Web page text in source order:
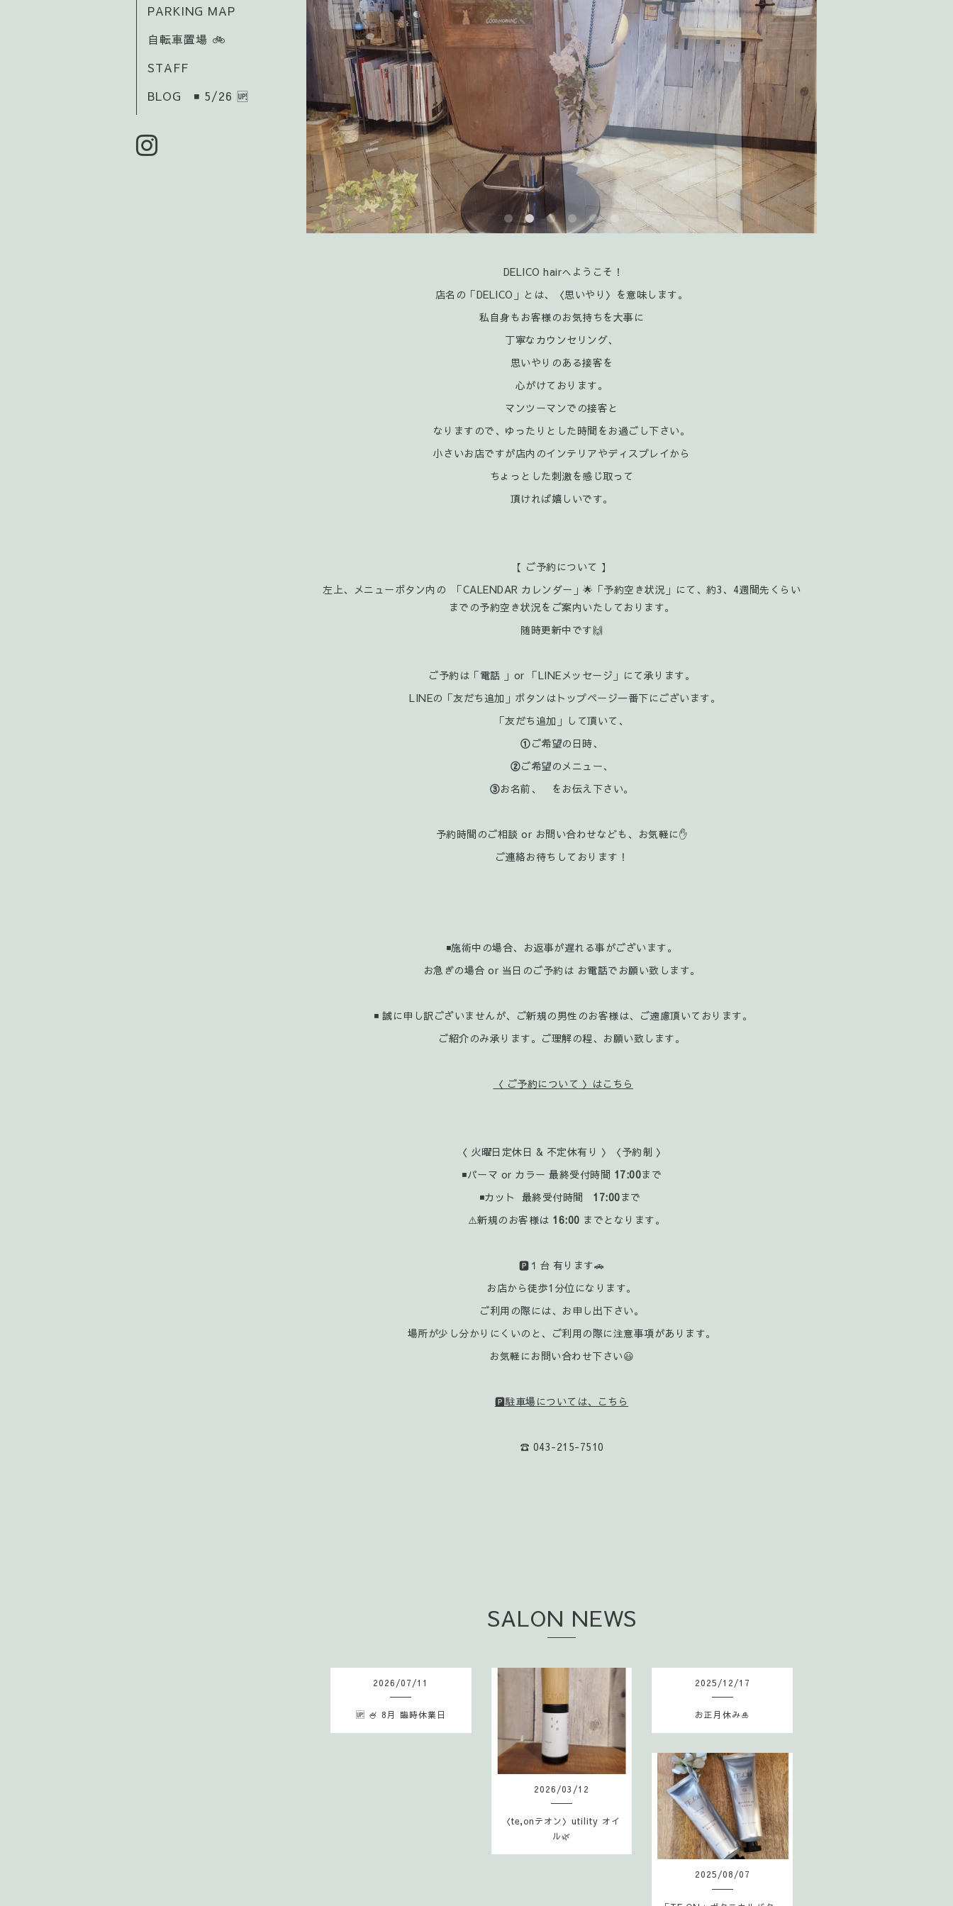
PARKING MAP
自転車置場 🚲️
STAFF
BLOG ◾ 5/26 🆙
DELICO hairへようこそ！
店名の「DELICO」とは、〈思いやり〉を意味します。
私自身もお客様のお気持ちを大事に
丁寧なカウンセリング、
思いやりのある接客を
心がけております。
マンツーマンでの接客と
なりますので、ゆったりとした時間をお過ごし下さい。
小さいお店ですが店内のインテリアやディスプレイから
ちょっとした刺激を感じ取って
頂ければ嬉 しいです。
【 ご予約について 】
左上、メニューボタン内の 「CALENDAR カレンダー」🌟「予約空き状況」にて、約3、4週間先くらい
までの予約空き状況をご案内いたしております。
随時更新中です🙌
ご予約は「電話 」or 「LINEメッセージ」にて承ります。
LINEの「友だち追加」ボタンはトップページ一番下にございます。
「友だち追加」して頂いて、
①ご希望の日時、
②ご希望のメニュー、
③お名前、 をお伝え下さい。
予約時間のご相談 or お問い合わせなども、お気軽に✋️
ご連絡お待ちしております！
◾施術中の場合、お返事が遅れる事がございます。
お急ぎの場合 or 当日のご予約は お電話でお願い致します。
◾ 誠に申し訳ございませんが、ご新規の男性のお客様は、ご遠慮頂いております。
ご紹介のみ承ります。ご理解の程、お願い致します。
〈 ご予約について 〉はこちら
〈 火曜日定休日 & 不定休有り 〉〈予約制 〉
◾パーマ or カラー 最終受付時間 17:00まで
◾カット 最終受付時間 17:00まで
⚠️新規のお客様は 16:00 までとなります。
🅿️１台 有ります🚗
お店から徒歩1分位になります。
ご利用の際には、お申し出下さい。
場所が少し分かりにくいのと、ご利用の際に注意事項があります。
お気軽にお問い合わせ下さい😃
🅿️駐車場については、こちら
☎️ 043-215-7510
SALON NEWS
2026/07/11
🆙 🍧 8月 臨時休業日
2026/03 /12
〈te,onテオン〉utility オイ
ル🌿
2025/12/17
お正月休み🎍
2025/08/07